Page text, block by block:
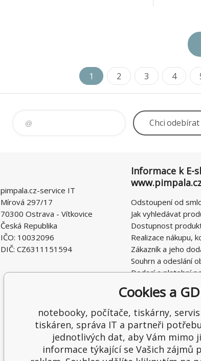
1 2 3 4
Chciodebírat
pimpala.cz-service IT
Mírová 297/17
70300 Ostrava - Vítkovice
Česká Republika
IČO: 10032096
DIČ: CZ6311151594
Informace k E-
Odstoupení od
Jak vyhledávat
Dostupnost
Realizace nákupu,
Zákazník a jeho
Souhrn a odeslání
Dodací a platební
Obchodní podmínky
Ochrana osobních
Řešení nedostatků,
Kontaktní formulář
Cookies a
notebooky, počítače, tiskárny,
tiskáren, správa IT a partneři
jednotlivých dat, aby Vám mimo
informace týkající se Vašich zájmů